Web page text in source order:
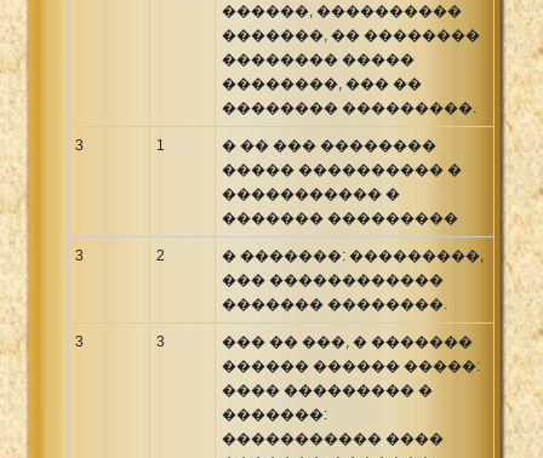
������, ����������
�������, �� ��������
�������� �����
��������, ��� ��
�������� ���������.
3 1
� �� ��� ��������
����� ���������� �
����������� �
������� ���������
3 2
� �������: ���������,
��� ������������
������� ��������.
3 3
��� �� ���, � �������
������ ������ �����:
���� ��������� �
�������:
����������� ����